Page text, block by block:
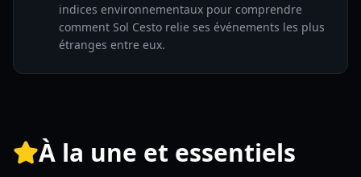
indices environnementaux pour comprendre
comment Sol Cesto relie ses événements les plus
étranges entre eux.
À la une et essentiels